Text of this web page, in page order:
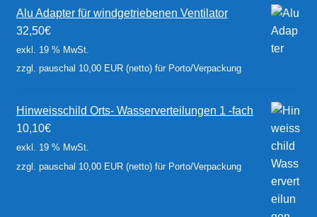
Alu Adapter für windgetriebenen Ventilator
32,50€
exkl. 19 % MwSt.
zzgl. pauschal 10,00 EUR (netto) für Porto/Verpackung
Hinweisschild Orts- Wasserverteilungen 1 -fach
10,10€
exkl. 19 % MwSt.
zzgl. pauschal 10,00 EUR (netto) für Porto/Verpackung